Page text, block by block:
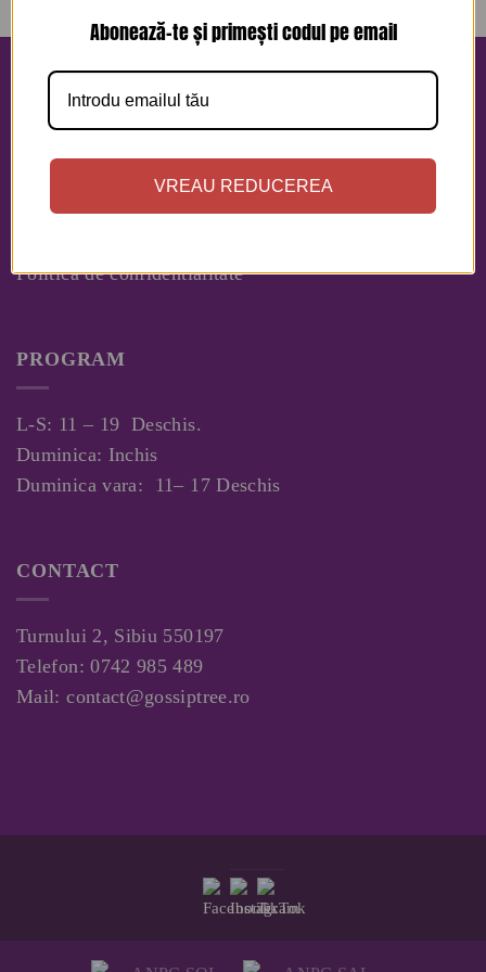
Despre Noi
Politica de confidentialitate
PROGRAM
L-S: 11 – 19 Deschis.
Duminica: Inchis
Duminica vara: 11– 17 Deschis
CONTACT
Turnului 2, Sibiu 550197
Telefon:0742 985 489
Mail:contact@gossiptree.ro
Abonează-te și primești codul pe email
VREAU REDUCEREA